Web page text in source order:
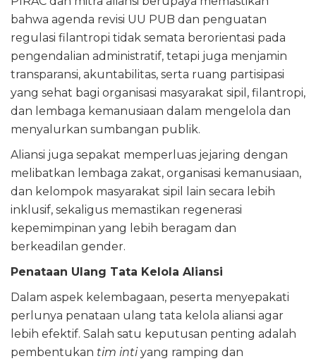
bahwa agenda revisi UU PUB dan penguatan
regulasi filantropi tidak semata berorientasi pada
pengendalian administratif, tetapi juga menjamin
transparansi, akuntabilitas, serta ruang partisipasi
yang sehat bagi organisasi masyarakat sipil, filantropi,
dan lembaga kemanusiaan dalam mengelola dan
menyalurkan sumbangan publik.
Aliansi juga sepakat memperluas jejaring dengan
melibatkan lembaga zakat, organisasi kemanusiaan,
dan kelompok masyarakat sipil lain secara lebih
inklusif, sekaligus memastikan regenerasi
kepemimpinan yang lebih beragam dan
berkeadilan gender.
Penataan Ulang Tata Kelola Aliansi
Dalam aspek kelembagaan, peserta menyepakati
perlunya penataan ulang tata kelola aliansi agar
lebih efektif. Salah satu keputusan penting adalah
pembentukan tim intiyang ramping dan